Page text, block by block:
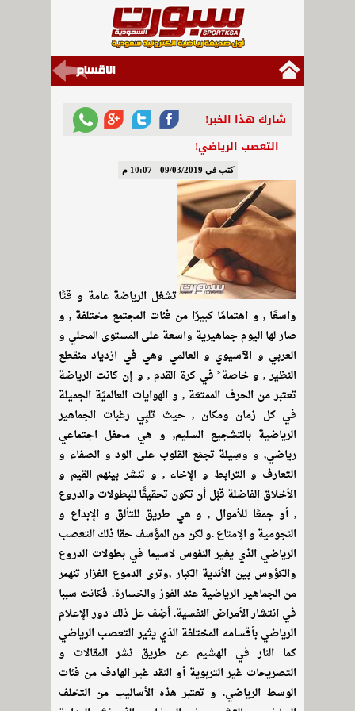
شارك هذا الخبر!
التعصب الرياضي!
كتب في 09/03/2019 - 10:07 م
تشغل الرياضة عامة و قتًا
واسعًا , و اهتمامًا كبيرًا من فئات المجتمع مختلفة , و
صار لها اليوم جماهيرية واسعة على المستوى المحلي و
العربي و الآسيوي و العالمي وهي في ازدياد منقطع
النظير , و خاصة ً في كرة القدم , و إن كانت الرياضة
تعتبر من الحرف الممتعَة , و الهوايات العالميَّة الجميلة
في كل زمان ومكان , حيث تلبِي رغبات الجماهير
الرياضية بالتشجيع السليم, و هي محفل اجتماعي
رياضي, و وسِيلة تجمَع القلوب على الود و الصفاء و
التعارف و الترابط و الإخاء , و تنشر بينهم القيم و
الأخلاق الفاضلة قبْل أن تكون تحقيقًا للبطولات والدروع
, أو جمعًا للأموال , و هي طريق للتألق و الإبداع و
النجومية و الإمتاع .و لكن من المؤسف حقا ذلك التعصب
الرياضي الذي يغير النفوس لاسيما في بطولات الدروع
والكؤوس بين الأندية الكبار ,وترى الدموع الغزار تنهمر
من الجماهير الرياضية عند الفوز والخسارة. فكانت سببا
في انتشار الأمراض النفسية. أضِف عل ذلك دور الإعلام
الرياضي بأقسامه المختلفة الذي يثير التعصب الرياضي
كما النار في الهشيم عن طريق نشر المقالات و
التصريحات غير التربوية أو النقد غير الهادف من فئات
الوسط الرياضي. و تعتبر هذه الأساليب من التخلف